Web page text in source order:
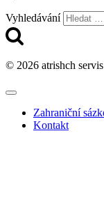
Vyhledávání
© 2026 atrishch
Zahraniční
Kontakt